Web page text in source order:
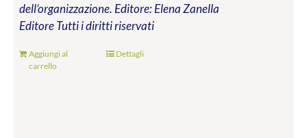
dell’organizzazione. Editore: Elena Zanella
EditoreTutti i diritti riservati
Aggiungi al
carrello
Dettagli